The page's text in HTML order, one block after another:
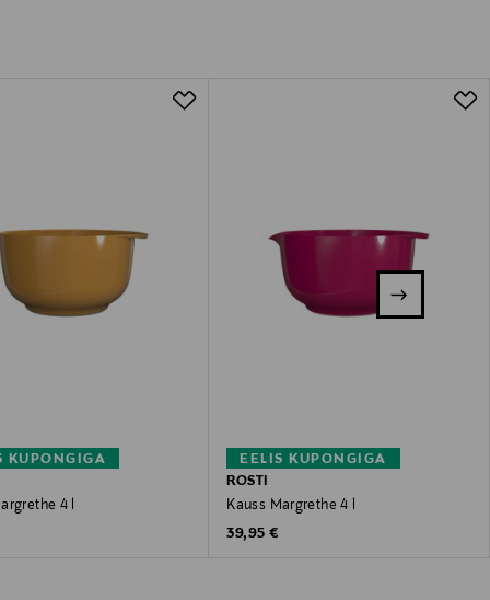
KUPONGIGA
4 l
EELIS KUPONGIGA
ROSTI
Kauss Margrethe 4 l
Original Price
39,95 €